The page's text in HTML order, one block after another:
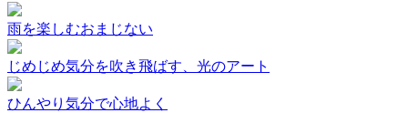
雨を楽しむおまじない
じめじめ気分を吹き飛ばす、光のアート
ひんやり気分で心地よく